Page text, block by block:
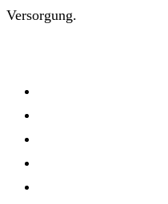
Versorgung.